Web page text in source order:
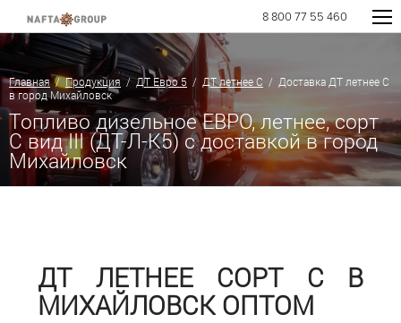
8 800 77 55 460
Главная/Продукция/ДТ Евро 5 / ДТ летнее C / Доставка ДТ летнее C
в город Михайловск
Топливо дизельное ЕВРО, летнее, сорт
С вид III (ДТ-Л-К5) с доставкой в город
Михайловск
ДТ ЛЕТНЕЕ СОРТ С В
МИХАЙЛОВСК ОПТОМ